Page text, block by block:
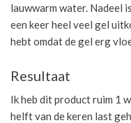
lauwwarm water. Nadeel
een keer heel veel gel
hebt omdat de gel erg
Resultaat
Ik heb dit product ruim 1
helft van de keren last